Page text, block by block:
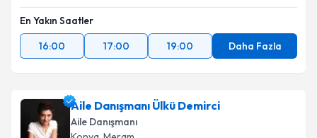
En Yakın Saatler
16:00
17:00 19:00 Daha Fazla
Aile Danışmanı Ülkü Demirci
Aile Danışmanı